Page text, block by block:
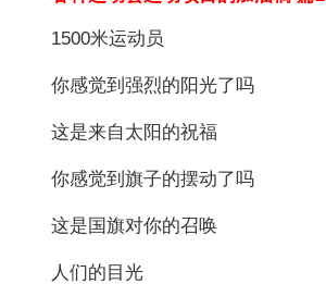
1500米运动员
你感觉到强烈的阳光了吗
这是来自太阳的祝福
你感觉到旗子的摆动了吗
这是国旗对你的召唤
人们的目光